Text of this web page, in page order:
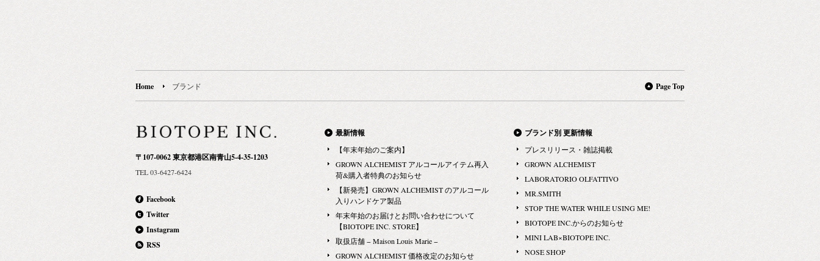
Home ブランド Page Top
〒107-0062 東京都港区南青山5-4-35-1203
TEL 03-6427-6424
Facebook
Twitter
Instagram
RSS
最新情報
【年末年始のご案内】
GROWN ALCHEMIST アルコールアイテム再入
荷&購入者特典のお知らせ
【新発売】GROWN ALCHEMIST のアルコール
入りハンドケア製品
年末年始のお届けとお問い合わせについて
【BIOTOPE INC. STORE】
取扱店舗 − Maison Louis Marie −
GROWN ALCHEMIST 価格改定のお知らせ
ブランド別 更新情報
プレスリリース・雑誌掲載
GROWN ALCHEMIST
LABORATORIO OLFATTIVO
MR.SMITH
STOP THE WATER WHILE USING ME!
BIOTOPE INC.からのお知らせ
MINI LAB×BIOTOPE INC.
NOSE SHOP